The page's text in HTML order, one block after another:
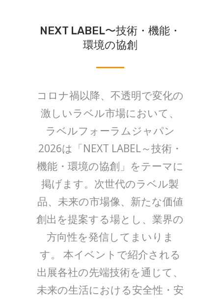
NEXT LABEL〜技術・機能・
環境の協創
コロナ禍以降、不透明で変化の
激しいラベル市場において、
ラベルフォーラムジャパン
2026は「NEXT LABEL～技術・
機能・環境の協創」をテーマに
掲げます。次世代のラベル製
品、未来の市場像、新たな価値
創出を提案する場とし、業界の
方向性を発信してまいりま
す。 本イベントで紹介される
出展各社の先端技術を通じて、
未来の生活における安全性・安